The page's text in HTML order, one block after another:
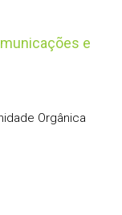
e
Orgânica